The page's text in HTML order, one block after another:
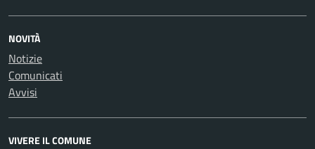
NOVITÀ
Notizie
Comunicati
Avvisi
VIVERE IL COMUNE